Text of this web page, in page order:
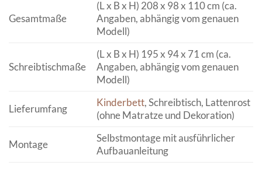
Gesamtmaße
(L x B x H) 208 x 98 x 110 cm (ca.
Angaben, abhängig vom genauen
Modell)
Schreibtischmaße
(L x B x H) 195 x 94 x 71 cm (ca.
Angaben, abhängig vom genauen
Modell)
Lieferumfang
Kinderbett, Schreibtisch, Lattenrost
(ohne Matratze und Dekoration)
Montage
Selbstmontage mit ausführlicher
Aufbauanleitung